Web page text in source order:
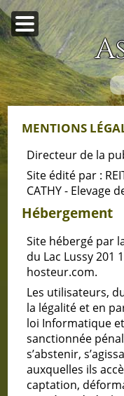
MENTIONS
Directeur de la
Site édité par :
CATHY - Elevage
Hébergement
Site hébergé par
du Lac Lussy 201
hosteur.com.
Les utilisateurs,
la légalité et en
loi Informatique
sanctionnée
s’abstenir,
auxquelles ils
captation,